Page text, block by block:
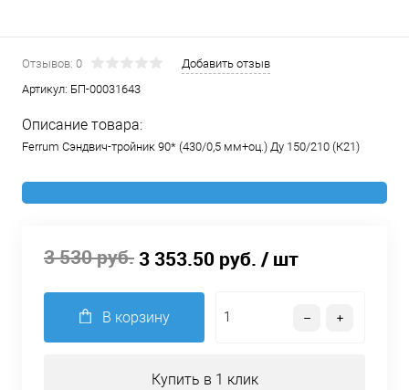
Отзывов: 0
Добавить отзыв
Артикул: БП-00031643
Описание товара:
Ferrum Сэндвич-тройник 90* (430/0,5 мм+оц.) Ду 150/210 (К21)
3 530 руб. 3 353.50 руб. / шт
В корзину
Купить в 1 клик